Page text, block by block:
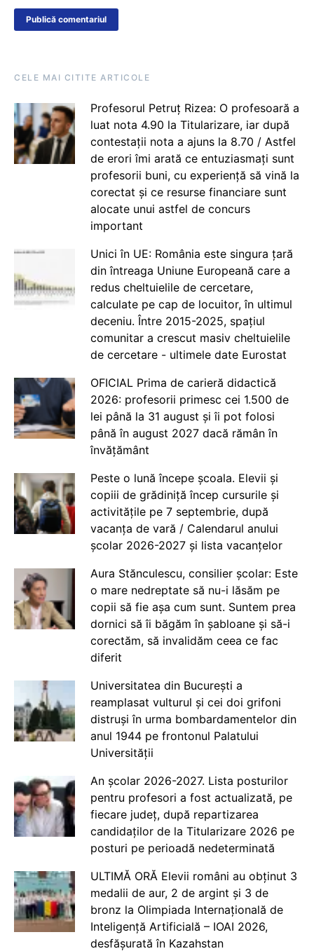
CELE MAI CITITE ARTICOLE
Profesorul Petruț Rizea: O profesoară a
luat nota 4.90 la Titularizare, iar după
contestații nota a ajuns la 8.70 / Astfel
de erori îmi arată ce entuziasmați sunt
profesorii buni, cu experiență să vină la
corectat și ce resurse financiare sunt
alocate unui astfel de concurs
important
Unici în UE: România este singura țară
din întreaga Uniune Europeană care a
redus cheltuielile de cercetare,
calculate pe cap de locuitor, în ultimul
deceniu. Între 2015-2025, spațiul
comunitar a crescut masiv cheltuielile
de cercetare - ultimele date Eurostat
OFICIAL Prima de carieră didactică
2026: profesorii primesc cei 1.500 de
lei până la 31 august și îi pot folosi
până în august 2027 dacă rămân în
învățământ
Peste o lună începe școala. Elevii și
copiii de grădiniță încep cursurile și
activitățile pe 7 septembrie, după
vacanța de vară / Calendarul anului
școlar 2026-2027 și lista vacanțelor
Aura Stănculescu, consilier școlar: Este
o mare nedreptate să nu-i lăsăm pe
copii să fie așa cum sunt. Suntem prea
dornici să îi băgăm în șabloane și să-i
corectăm, să invalidăm ceea ce fac
diferit
Universitatea din București a
reamplasat vulturul și cei doi grifoni
distruși în urma bombardamentelor din
anul 1944 pe frontonul Palatului
Universității
An școlar 2026-2027. Lista posturilor
pentru profesori a fost actualizată, pe
fiecare județ, după repartizarea
candidaților de la Titularizare 2026 pe
posturi pe perioadă nedeterminată
ULTIMĂ ORĂ Elevii români au obținut 3
medalii de aur, 2 de argint și 3 de
bronz la Olimpiada Internațională de
Inteligență Artificială – IOAI 2026,
desfășurată în Kazahstan